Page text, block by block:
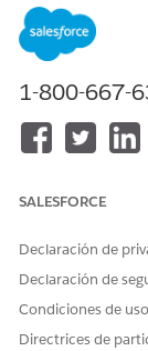
Disponible en:
Disponible en:
Acciones de
Obtener
Obtener
Obtener
Programar
1-800-667-
SALESFORCE
Declaración de
Declaración de
Condiciones de uso
Directrices de